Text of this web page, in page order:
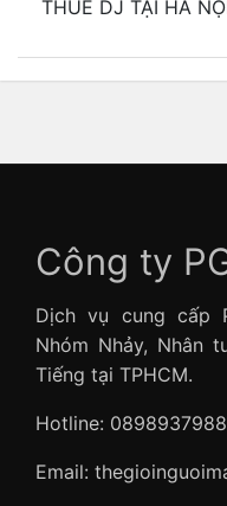
THUÊ DJ TẠI HÀ
Công ty
Dịch vụ cung cấp
Nhóm Nhảy, Nhân
Tiếng tại TPHCM.
Hotline: 0898937988
Email: